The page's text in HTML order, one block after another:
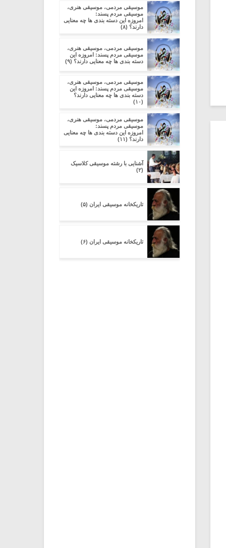
موسیقی مردمی، موسیقی هنری،
موسیقی مردم پسند:
امروزه این دسته بندی ها چه معنایی
دارند؟ (۸)
موسیقی مردمی، موسیقی هنری،
موسیقی مردم پسند: امروزه این
دسته بندی ها چه معنایی دارند؟ (۹)
موسیقی مردمی، موسیقی هنری،
موسیقی مردم پسند: امروزه این
دسته بندی ها چه معنایی دارند؟
(۱۰)
موسیقی مردمی، موسیقی هنری،
موسیقی مردم پسند:
امروزه این دسته بندی ها چه معنایی
دارند؟ (۱۱)
آشنایی با رشته موسیقی کلاسیک
(۲)
تاریکخانه موسیقی ایران (۵)
تاریکخانه موسیقی ایران (۶)